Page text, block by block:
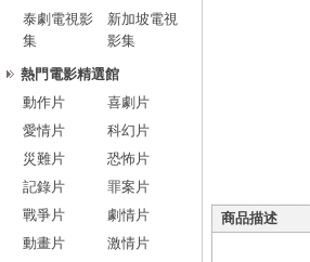
商品描述
泰劇電視影
集
新加坡電視
影集
熱門電影精選館
動作片
喜劇片
愛情片
科幻片
災難片
恐怖片
記錄片
罪案片
戰爭片
劇情片
動畫片
激情片